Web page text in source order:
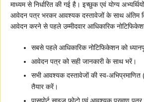
माध्यम से निर्धारित की गई है। इच्छुक एवं योग्य
आवेदन पत्र भरकर आवश्यक दस्तावेजों के साथ अंतिम
आवेदन करने से पहले उम्मीदवार आधिकारिक
सबसे पहले आधिकारिक नोटिफिकेशन को
आवेदन पत्र को सही जानकारी के साथ भरें।
सभी आवश्यक दस्तावेजों की स्व-
तैयार करें।